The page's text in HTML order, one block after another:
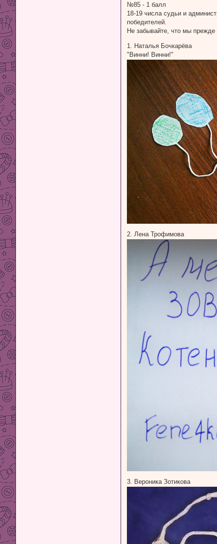
№85 - 1 балл
18-19 числа судьи и
победителей.
Не забывайте, что мы
1. Наталья Бочкарёва
"Винни! Винни!"
2. Лена Трофимова
3. Вероника Зотикова